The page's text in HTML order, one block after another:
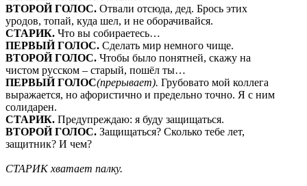
ВТОРОЙ ГОЛОС. Отвали отсюда, дед. Брось этих
уродов, топай, куда шел, и не оборачивайся.
СТАРИК. Что вы собираетесь…
ПЕРВЫЙ ГОЛОС. Сделать мир немного чище.
ВТОРОЙ ГОЛОС. Чтобы было понятней, скажу на
чистом русском – старый, пошёл ты…
ПЕРВЫЙ ГОЛОС(прерывает). Грубовато мой коллега
выражается, но афористично и предельно точно. Я с ним
солидарен.
СТАРИК. Предупреждаю: я буду защищаться.
ВТОРОЙ ГОЛОС. Защищаться? Сколько тебе лет,
защитник? И чем?
СТАРИК хватает палку.